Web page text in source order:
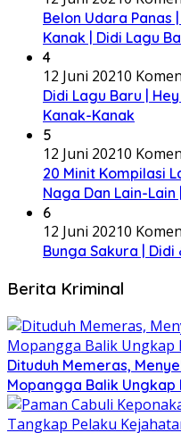
Belon Udara Panas
Kanak | Didi Lagu
4
12 Juni 20210
Didi Lagu Baru |
Kanak-Kanak
5
12 Juni 20210
20 Minit Kompilasi
Naga Dan Lain-Lain
6
12 Juni 20210
Bunga Sakura |
Berita Kriminal
Dituduh Memeras,
Mopangga Balik